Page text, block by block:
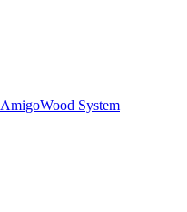
AmigoWood System